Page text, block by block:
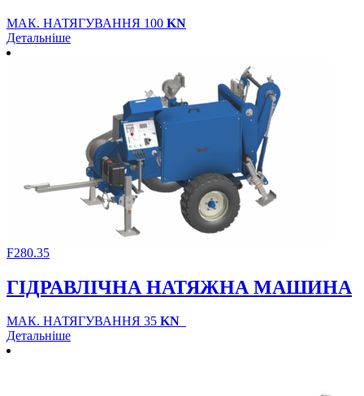
МАК. НАТЯГУВАННЯ 100 KN
Детальніше
F280.35
ГІДРАВЛІЧНА НАТЯЖНА МАШИНА
МАК. НАТЯГУВАННЯ 35 KN
Детальніше